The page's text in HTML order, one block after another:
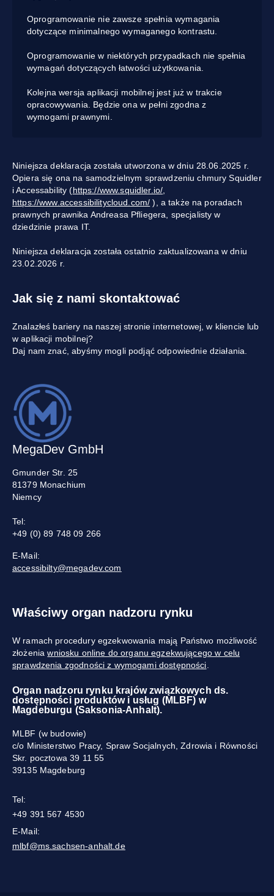
Oprogramowanie nie zawsze spełnia wymagania
dotyczące minimalnego wymaganego kontrastu.
Oprogramowanie w niektórych przypadkach nie spełnia
wymagań dotyczących łatwości użytkowania.
Kolejna wersja aplikacji mobilnej jest już w trakcie
opracowywania. Będzie ona w pełni zgodna z
wymogami prawnymi.
Niniejsza deklaracja została utworzona w dniu 28.06.2025 r.
Opiera się ona na samodzielnym sprawdzeniu chmury Squidler
i Accessability (https://www.squidler.io/
https://www.accessibilitycloud.com/ ), a także na poradach
prawnych prawnika Andreasa Pfliegera, specjalisty w
dziedzinie prawa IT.
Niniejsza deklaracja została ostatnio zaktualizowana w dniu
23.02.2026 r.
Jak się z nami skontaktować
Znalazłeś bariery na naszej stronie internetowej, w kliencie lub
w aplikacji mobilnej?
Daj nam znać, abyśmy mogli podjąć odpowiednie działania.
MegaDev GmbH
Gmunder Str. 25
81379 Monachium
Niemcy
Tel:
+49 (0) 89 748 09 266
E-Mail:
accessibilty@megadev.com
Właściwy organ nadzoru rynku
W ramach procedury egzekwowania mają Państwo możliwość
złożeniawniosku online do organu egzekwującego w celu
sprawdzenia zgodności z wymogami dostępności
Organ nadzoru rynku krajów związkowych ds.
dostępności produktów i usług (MLBF) w
Magdeburgu (Saksonia-Anhalt).
MLBF (w budowie)
c/o Ministerstwo Pracy, Spraw Socjalnych, Zdrowia i Równości
Skr. pocztowa 39 11 55
39135 Magdeburg
Tel:
+49 391 567 4530
E-Mail:
mlbf@ms.sachsen-anhalt.de